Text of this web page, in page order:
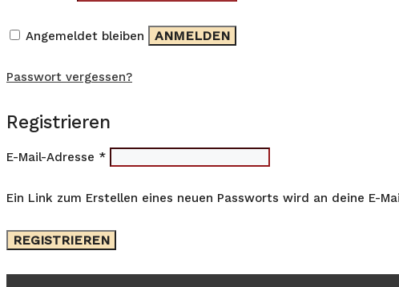
Angemeldet bleiben ANMELDEN
Passwort vergessen?
Registrieren
E-Mail-Adresse *Erforderlich
Ein Link zum Erstellen eines neuen Passworts wird an deine E-
REGISTRIEREN